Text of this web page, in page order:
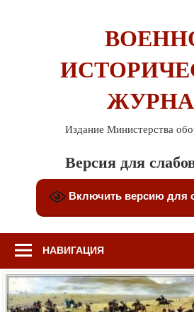
Издание Министерства
Версия для
Включить версию для
НАВИГАЦИЯ